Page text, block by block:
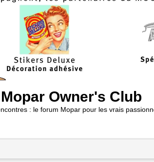
Owner's Club
: le forum Mopar pour les vrais